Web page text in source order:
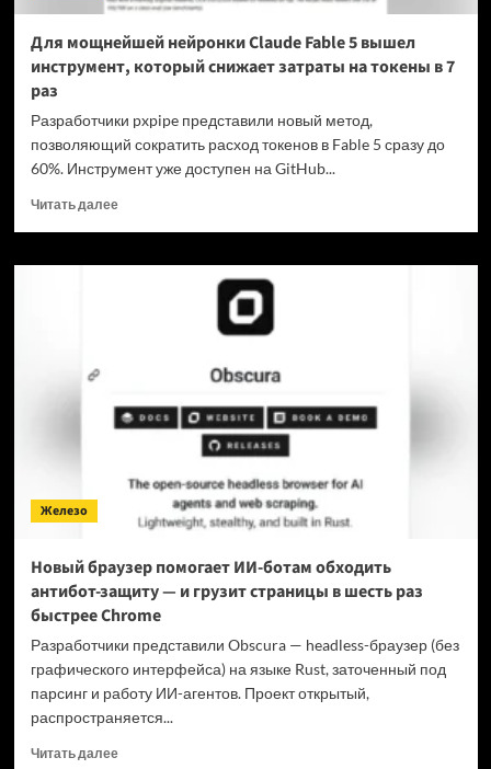
на
Для мощнейшей нейронки Claude Fable 5 вышел
инструмент, который снижает затраты на токены в 7
раз
Разработчики pxpipe представили новый метод,
позволяющий сократить расход токенов в Fable 5 сразу до
60%. Инструмент уже доступен на GitHub...
Читать далееПрочитать
Для
инструмент,
который
на
токены
раз
Железо
Новый браузер помогает ИИ-ботам обходить
антибот-защиту — и грузит страницы в шесть раз
быстрее Chrome
Разработчики представили Obscura — headless-браузер (без
графического интерфейса) на языке Rust, заточенный под
парсинг и работу ИИ-агентов. Проект открытый,
распространяется...
Читать далееПрочитать